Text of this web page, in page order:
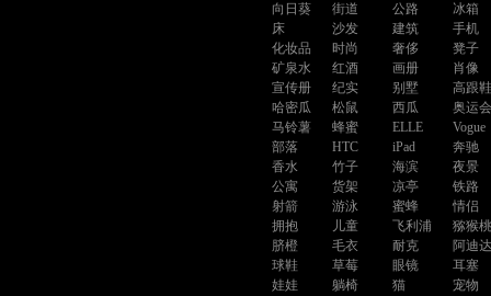
向日葵
街道 公路
冰箱
床
沙发 建筑
手机
化妆品
时尚 奢侈
凳子
矿泉水
红酒 画册
肖像
宣传册
纪实 别墅
高跟鞋
哈密瓜
松鼠 西瓜
奥运会
马铃薯
蜂蜜 ELLE
Vogue
部落
HTC iPad
奔驰
香水
竹子 海滨
夜景
公寓
货架 凉亭
铁路
射箭
游泳 蜜蜂
情侣
拥抱
儿童 飞利浦
猕猴桃
脐橙
毛衣 耐克
阿迪
球鞋
草莓 眼镜
耳塞
娃娃
躺椅 猫
宠物